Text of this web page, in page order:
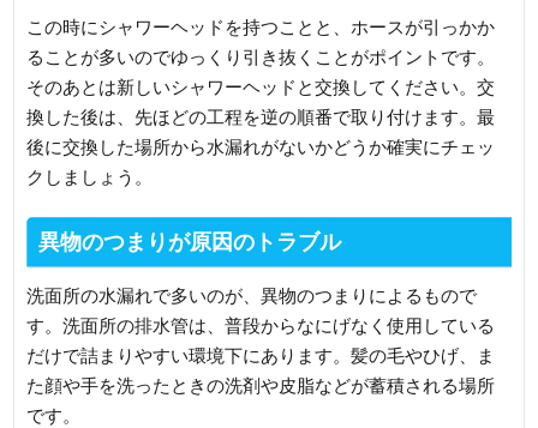
この時にシャワーヘッドを持つことと、ホースが引っかか
ることが多いのでゆっくり引き抜くことがポイントです。
そのあとは新しいシャワーヘッドと交換してください。交
換した後は、先ほどの工程を逆の順番で取り付けます。最
後に交換した場所から水漏れがないかどうか確実にチェッ
クしましょう。
異物のつまりが原因のトラブル
洗面所の水漏れで多いのが、異物のつまりによるもので
す。洗面所の排水管は、普段からなにげなく使用している
だけで詰まりやすい環境下にあります。髪の毛やひげ、ま
た顔や手を洗ったときの洗剤や皮脂などが蓄積される場所
です。